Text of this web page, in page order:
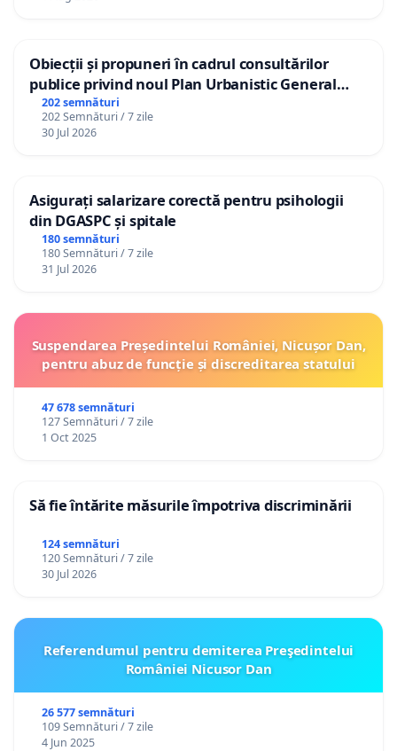
Obiecții și propuneri în cadrul consultărilor
publice privind noul Plan Urbanistic General
(PUG) Ialoveni
202 semnături
202 Semnături / 7 zile
30 Jul 2026
Asigurați salarizare corectă pentru psihologii
din DGASPC și spitale
180 semnături
180 Semnături / 7 zile
31 Jul 2026
Suspendarea Președintelui României, Nicușor Dan,
pentru abuz de funcție și discreditarea statului
47 678 semnături
127 Semnături / 7 zile
1 Oct 2025
Să fie întărite măsurile împotriva discriminării
124 semnături
120 Semnături / 7 zile
30 Jul 2026
Referendumul pentru demiterea Preşedintelui
României Nicusor Dan
26 577 semnături
109 Semnături / 7 zile
4 Jun 2025